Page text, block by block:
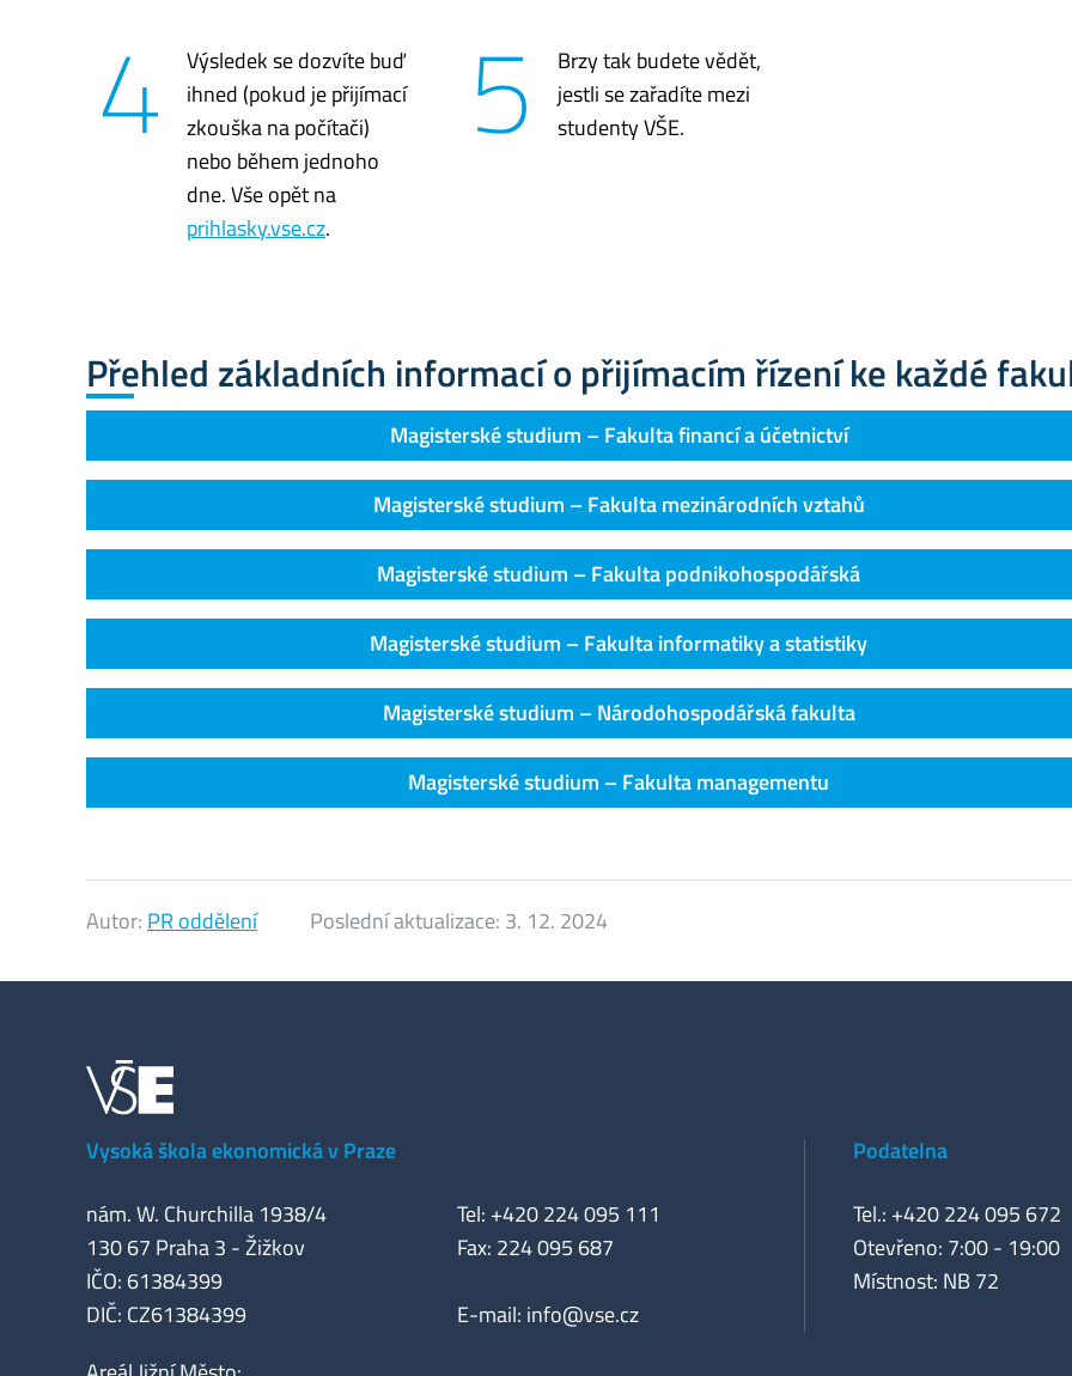
4
Výsledek se dozvíte buď
ihned (pokud je přijímací
zkouška na počítači)
nebo během jednoho
dne. Vše opět na
prihlasky.vse.cz.
5
Brzy tak budete vědět,
jestli se zařadíte mezi
studenty VŠE.
Přehled základních informací o přijímacím řízení ke každé
Magisterské studium – Fakulta financí a účetnictví
Magisterské studium – Fakulta mezinárodních vztahů
Magisterské studium – Fakulta podnikohospodářská
Magisterské studium – Fakulta informatiky a statistiky
Magisterské studium – Národohospodářská fakulta
Magisterské studium – Fakulta managementu
Autor: PR oddělení Poslední aktualizace: 3. 12. 2024
Vysoká škola ekonomická v Praze
nám. W. Churchilla 1938/4
130 67 Praha 3 - Žižkov
IČO: 61384399
DIČ: CZ61384399
Tel: +420 224 095 111
Fax: 224 095 687
E-mail: info@vse.cz
Podatelna
Tel.: +420 224 095 672
Otevřeno: 7:00 - 19:00
Místnost: NB 72